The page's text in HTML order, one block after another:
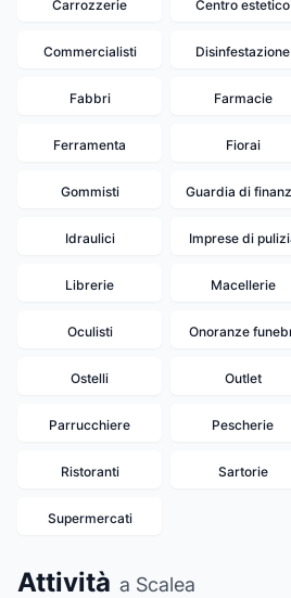
Carrozzerie Centro estetico
Commercialisti Disinfestazione
Fabbri Farmacie
Ferramenta Fiorai
Gommisti Guardia di
Idraulici Imprese di
Librerie Macellerie
Oculisti Onoranze
Ostelli Outlet
Parrucchiere Pescherie
Ristoranti Sartorie
Supermercati
Attività a Scalea